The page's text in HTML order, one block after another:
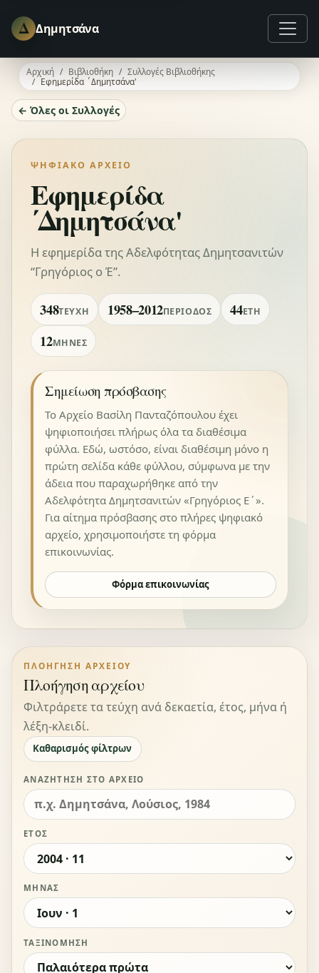
Δ Δημητσάνα
Αρχική Βιβλιοθήκη
Συλλογές Βιβλιοθήκης
Εφημερίδα ΄Δημητσάνα'
← Όλες οι Συλλογές
ΨΗΦΙΑΚΌ ΑΡΧΕΊΟ
Εφημερίδα
΄Δημητσάνα'
Η εφημερίδα της Αδελφότητας Δημητσανιτών
“Γρηγόριος ο Έ”.
348ΤΕΎΧΗ 1958–2012ΠΕΡΊΟΔΟΣ 44ΈΤΗ
12ΜΉΝΕΣ
Σημείωση πρόσβασης
Το Αρχείο Βασίλη Πανταζόπουλου έχει
ψηφιοποιήσει πλήρως όλα τα διαθέσιμα
φύλλα. Εδώ, ωστόσο, είναι διαθέσιμη μόνο η
πρώτη σελίδα κάθε φύλλου, σύμφωνα με την
άδεια που παραχωρήθηκε από την
Αδελφότητα Δημητσανιτών «Γρηγόριος Ε΄».
Για αίτημα πρόσβασης στο πλήρες ψηφιακό
αρχείο, χρησιμοποιήστε τη φόρμα
επικοινωνίας.
Φόρμα επικοινωνίας
ΠΛΟΉΓΗΣΗ ΑΡΧΕΊΟΥ
Πλοήγηση αρχείου
Φιλτράρετε τα τεύχη ανά δεκαετία, έτος, μήνα ή
λέξη-κλειδί.
Καθαρισμός φίλτρων
ΑΝΑΖΉΤΗΣΗ ΣΤΟ ΑΡΧΕΊΟ
ΈΤΟΣ
ΜΉΝΑΣ
ΤΑΞΙΝΌΜΗΣΗ